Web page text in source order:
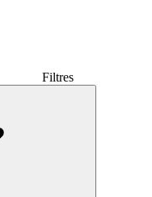
Filtres